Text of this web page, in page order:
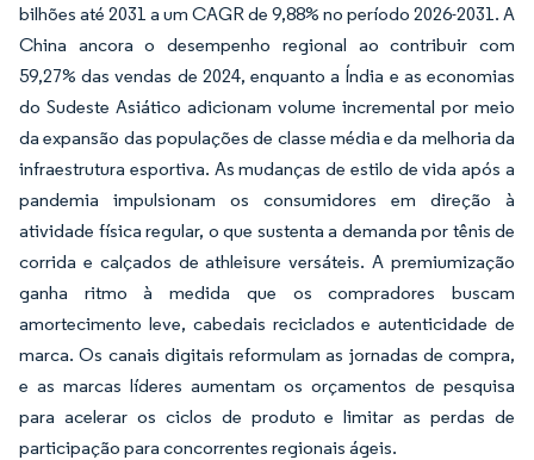
bilhões até 2031 a um CAGR de 9,88% no período 2026-2031. A
China ancora o desempenho regional ao contribuir com
59,27% das vendas de 2024, enquanto a Índia e as economias
do Sudeste Asiático adicionam volume incremental por meio
da expansão das populações de classe média e da melhoria da
infraestrutura esportiva. As mudanças de estilo de vida após a
pandemia impulsionam os consumidores em direção à
atividade física regular, o que sustenta a demanda por tênis de
corrida e calçados de athleisure versáteis. A premiumização
ganha ritmo à medida que os compradores buscam
amortecimento leve, cabedais reciclados e autenticidade de
marca. Os canais digitais reformulam as jornadas de compra,
e as marcas líderes aumentam os orçamentos de pesquisa
para acelerar os ciclos de produto e limitar as perdas de
participação para concorrentes regionais ágeis.